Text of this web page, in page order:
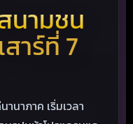
นามชน
สาร์ที่ 7
นาภาค เริ่มเวลา